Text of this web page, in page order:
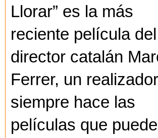
Llorar” es la más
reciente película del
director catalán
Ferrer, un
siempre hace las
películas que